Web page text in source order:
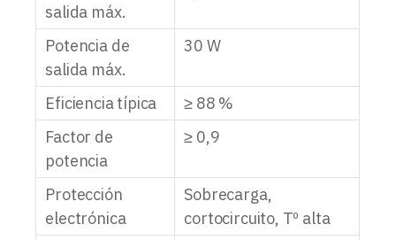
salida máx.
Potencia de
salida máx.
30 W
Eficiencia típica
≥ 88 %
Factor de
potencia
≥ 0,9
Protección
electrónica
Sobrecarga,
cortocircuito, Tº alta